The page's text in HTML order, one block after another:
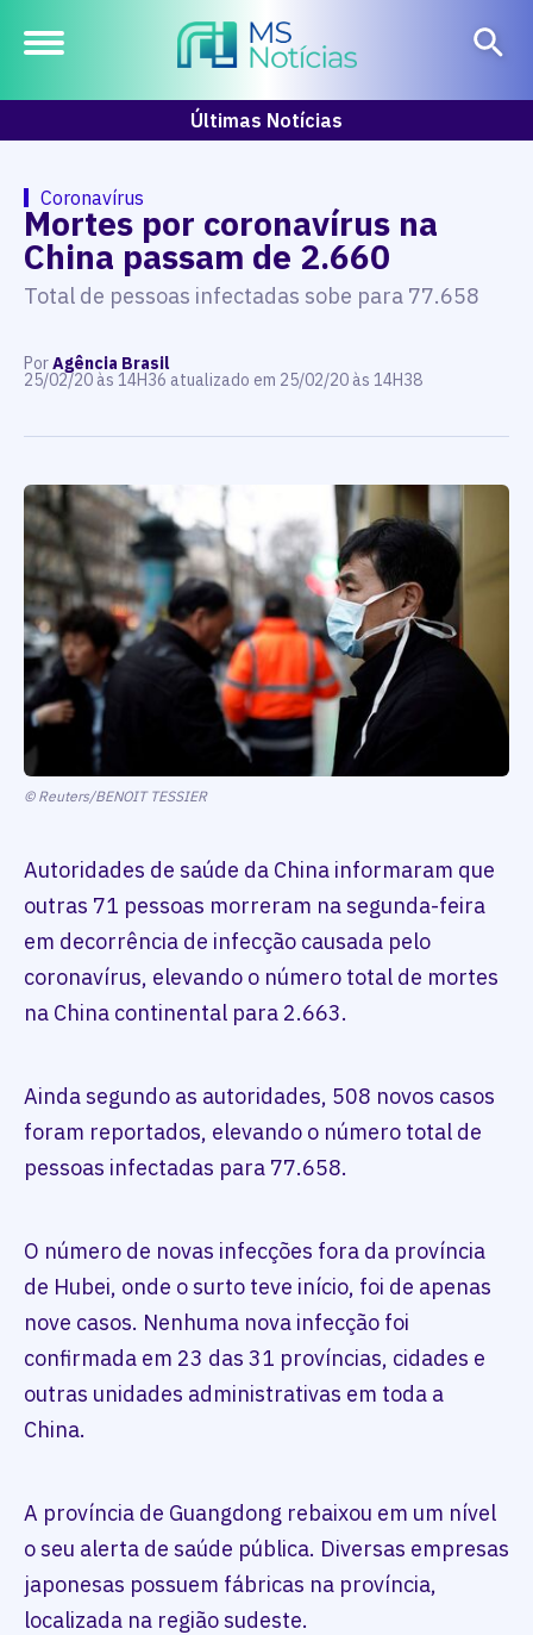
Últimas Notícias
Coronavírus
Mortes por coronavírus na
China passam de 2.660
Total de pessoas infectadas sobe para 77.658
PorAgência Brasil
25/02/20 às 14H36 atualizado em 25/02/20 às 14H38
© Reuters/BENOIT TESSIER
Autoridades de saúde da China informaram que
outras 71 pessoas morreram na segunda-feira
em decorrência de infecção causada pelo
coronavírus, elevando o número total de mortes
na China continental para 2.663.
Ainda segundo as autoridades, 508 novos casos
foram reportados, elevando o número total de
pessoas infectadas para 77.658.
O número de novas infecções fora da província
de Hubei, onde o surto teve início, foi de apenas
nove casos. Nenhuma nova infecção foi
confirmada em 23 das 31 províncias, cidades e
outras unidades administrativas em toda a
China.
A província de Guangdong rebaixou em um nível
o seu alerta de saúde pública. Diversas empresas
japonesas possuem fábricas na província,
localizada na região sudeste.